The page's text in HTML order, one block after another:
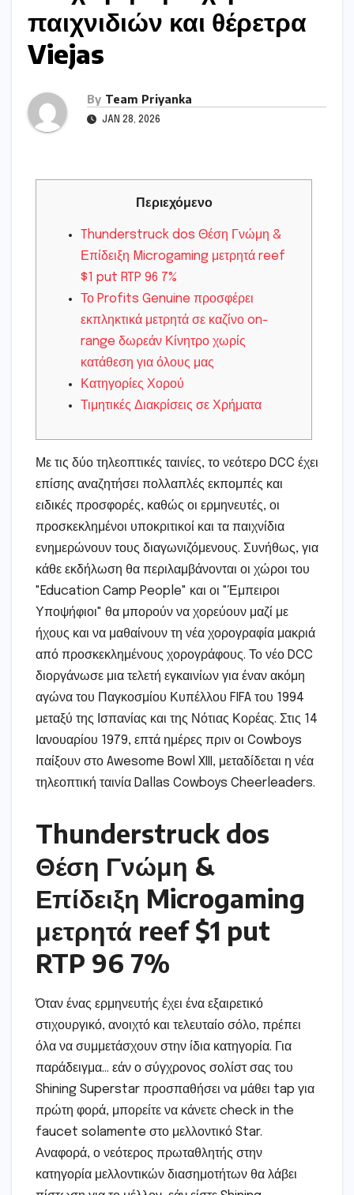
παιχνιδιών και θέρετρα
Viejas
By Team Priyanka
JAN 28, 2026
Περιεχόμενο
Thunderstruck dos Θέση Γνώμη &
Επίδειξη Microgaming μετρητά reef
$1 put RTP 96 7%
Το Profits Genuine προσφέρει
εκπληκτικά μετρητά σε καζίνο on-
range δωρεάν Κίνητρο χωρίς
κατάθεση για όλους μας
Κατηγορίες Χορού
Τιμητικές Διακρίσεις σε Χρήματα
Με τις δύο τηλεοπτικές ταινίες, το νεότερο DCC έχει
επίσης αναζητήσει πολλαπλές εκπομπές και
ειδικές προσφορές, καθώς οι ερμηνευτές, οι
προσκεκλημένοι υποκριτικοί και τα παιχνίδια
ενημερώνουν τους διαγωνιζόμενους. Συνήθως, για
κάθε εκδήλωση θα περιλαμβάνονται οι χώροι του
"Education Camp People" και οι "Έμπειροι
Υποψήφιοι" θα μπορούν να χορεύουν μαζί με
ήχους και να μαθαίνουν τη νέα χορογραφία μακριά
από προσκεκλημένους χορογράφους. Το νέο DCC
διοργάνωσε μια τελετή εγκαινίων για έναν ακόμη
αγώνα του Παγκοσμίου Κυπέλλου FIFA του 1994
μεταξύ της Ισπανίας και της Νότιας Κορέας. Στις 14
Ιανουαρίου 1979, επτά ημέρες πριν οι Cowboys
παίξουν στο Awesome Bowl XIII, μεταδίδεται η νέα
τηλεοπτική ταινία Dallas Cowboys Cheerleaders.
Thunderstruck dos
Θέση Γνώμη &
Επίδειξη Microgaming
μετρητά reef $1 put
RTP 96 7%
Όταν ένας ερμηνευτής έχει ένα εξαιρετικό
στιχουργικό, ανοιχτό και τελευταίο σόλο, πρέπει
όλα να συμμετάσχουν στην ίδια κατηγορία. Για
παράδειγμα… εάν ο σύγχρονος σολίστ σας του
Shining Superstar προσπαθήσει να μάθει tap για
πρώτη φορά, μπορείτε να κάνετε check in the
faucet solamente στο μελλοντικό Star.
Αναφορά, ο νεότερος πρωταθλητής στην
κατηγορία μελλοντικών διασημοτήτων θα λάβει